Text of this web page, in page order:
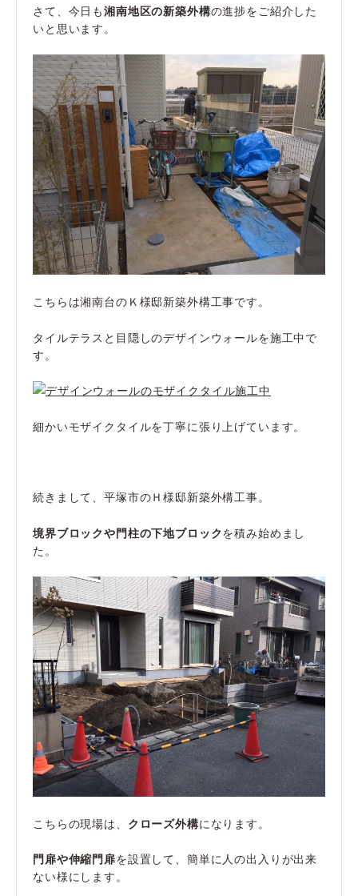
さて、今日も湘南地区の新築外構の進捗をご紹介した
いと思います。
こちらは湘南台のＫ様邸新築外構工事です。
タイルテラスと目隠しのデザインウォールを施工中で
す。
細かいモザイクタイルを丁寧に張り上げています。
続きまして、平塚市のＨ様邸新築外構工事。
境界ブロックや門柱の下地ブロックを積み始めまし
た。
こちらの現場は、 クローズ外構になります。
門扉や伸縮門扉を設置して、簡単に人の出入りが出来
ない様にします。